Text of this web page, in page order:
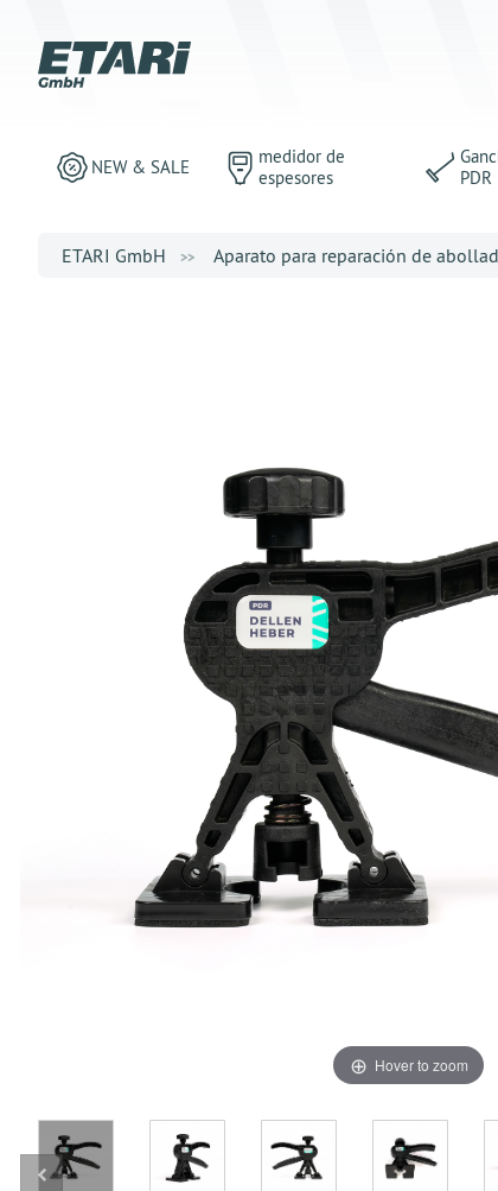
NEW & SALE
medidor de
espesores
PDR
ETARI GmbH Aparato para reparación de
Hover to zoom